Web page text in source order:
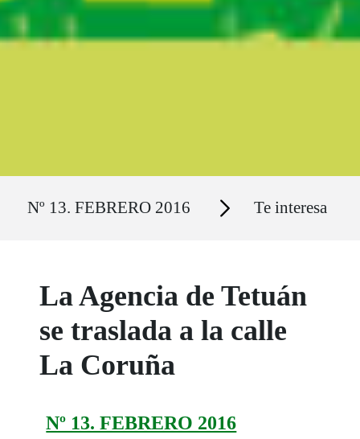
Nº 13. FEBRERO 2016 Secciones Te interesa
La Agencia de Tetuán
se traslada a la calle
La Coruña
Nº 13. FEBRERO 2016